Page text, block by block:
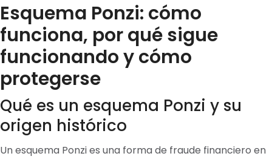
Esquema Ponzi: cómo
funciona, por qué sigue
funcionando y cómo
protegerse
Qué es un esquema Ponzi y su
origen histórico
Un esquema Ponzi es una forma de fraude financiero en